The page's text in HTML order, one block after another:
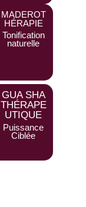
MADEROT
HÉRAPIE
Tonification
naturelle
GUA SHA
THÉRAPE
UTIQUE
Puissance
Ciblée